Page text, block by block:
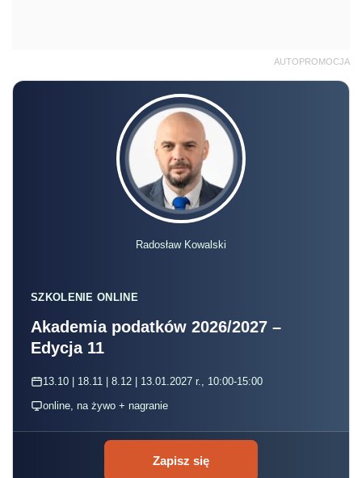
AUTOPROMOCJA
Radosław Kowalski
SZKOLENIE ONLINE
Akademia podatków 2026/2027 –
Edycja 11
13.10 | 18.11 | 8.12 | 13.01.2027 r., 10:00-15:00
online, na żywo + nagranie
Zapisz się